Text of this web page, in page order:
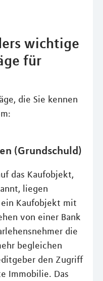
wichtige
für
die Sie kennen
(Grundschuld)
das Kaufobjekt,
liegen
Kaufobjekt mit
von einer Bank
die
begleichen
den Zugriff
Immobilie. Das